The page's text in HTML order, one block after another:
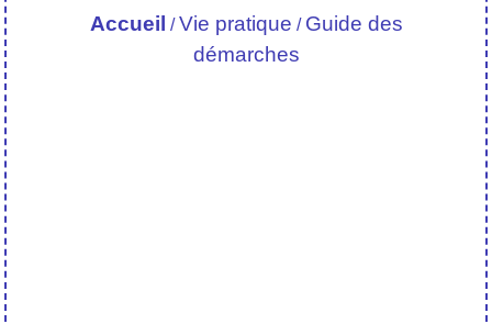
Accueil /Vie pratique / Guide des
démarches